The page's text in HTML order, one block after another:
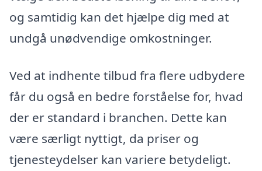
og samtidig kan det hjælpe dig med at
undgå unødvendige omkostninger.
Ved at indhente tilbud fra flere udbydere
får du også en bedre forståelse for, hvad
der er standard i branchen. Dette kan
være særligt nyttigt, da priser og
tjenesteydelser kan variere betydeligt.